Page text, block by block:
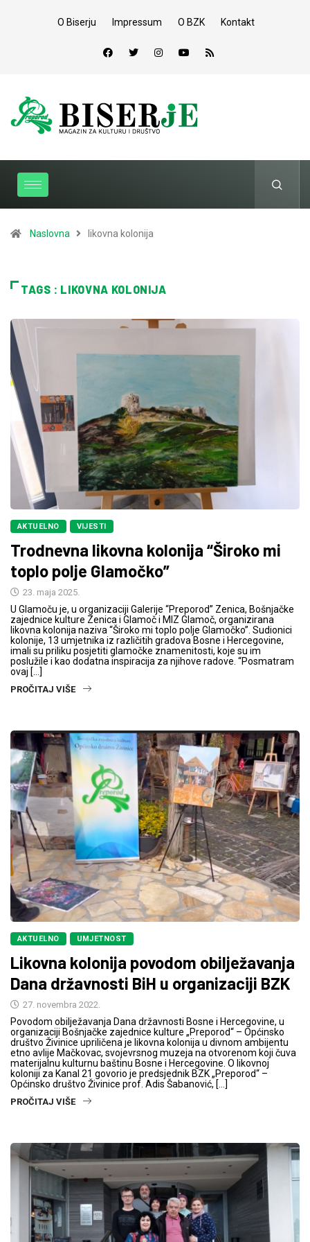
O Biserju Impressum O BZK Kontakt
Naslovna likovna kolonija
TAGS : LIKOVNA KOLONIJA
AKTUELNO VIJESTI
Trodnevna likovna kolonija “Široko mi
toplo polje Glamočko”
23. maja 2025.
U Glamoču je, u organizaciji Galerije “Preporod” Zenica, Bošnjačke
zajednice kulture Zenica i Glamoč i MIZ Glamoč, organizirana
likovna kolonija naziva “Široko mi toplo polje Glamočko”. Sudionici
kolonije, 13 umjetnika iz različitih gradova Bosne i Hercegovine,
imali su priliku posjetiti glamočke znamenitosti, koje su im
poslužile i kao dodatna inspiracija za njihove radove. “Posmatram
ovaj […]
PROČITAJ VIŠE
AKTUELNO UMJETNOST
Likovna kolonija povodom obilježavanja
Dana državnosti BiH u organizaciji BZK
27. novembra 2022.
Povodom obilježavanja Dana državnosti Bosne i Hercegovine, u
organizaciji Bošnjačke zajednice kulture „Preporod“ – Općinsko
društvo Živinice upriličena je likovna kolonija u divnom ambijentu
etno avlije Mačkovac, svojevrsnog muzeja na otvorenom koji čuva
materijalnu kulturnu baštinu Bosne i Hercegovine. O likovnoj
koloniji za Kanal 21 govorio je predsjednik BZK „Preporod“ –
Općinsko društvo Živinice prof. Adis Šabanović, […]
PROČITAJ VIŠE